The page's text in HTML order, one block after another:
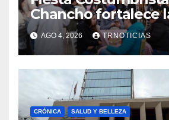
Chancho fortalece
economía local
impacto en la
emprendimiento
AGO 4, 2026 TRNOTICIAS
CRÓNICA SALUD Y BELLEZA